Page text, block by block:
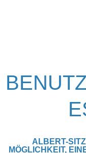
ALBERT-
MÖGLICHKEIT,